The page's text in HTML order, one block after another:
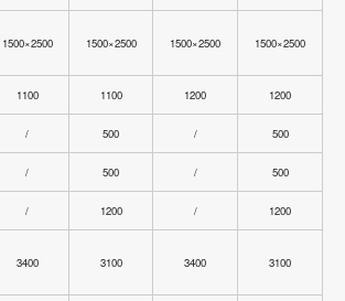
1500×2500 1500×2500 1500×2500 1500×2500
1100 1100 1200 1200
/ 500 / 500
/ 500 / 500
/ 1200 / 1200
3400 3100 3400 3100